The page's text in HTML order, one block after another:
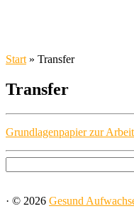
Start » Transfer
Transfer
Grundlagenpapier zur
nach:
· © 2026 Gesund